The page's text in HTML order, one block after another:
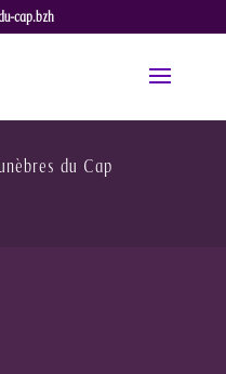
cap.bzh
du Cap